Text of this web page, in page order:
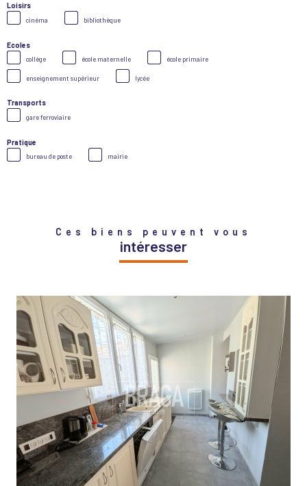
Loisirs
cinéma bibliothèque
Ecoles
collège école maternelle école primaire
enseignement supérieur lycée
Transports
gare ferroviaire
Pratique
bureau de poste mairie
Ces biens peuvent vous
intéresser
VOIR LE BIEN